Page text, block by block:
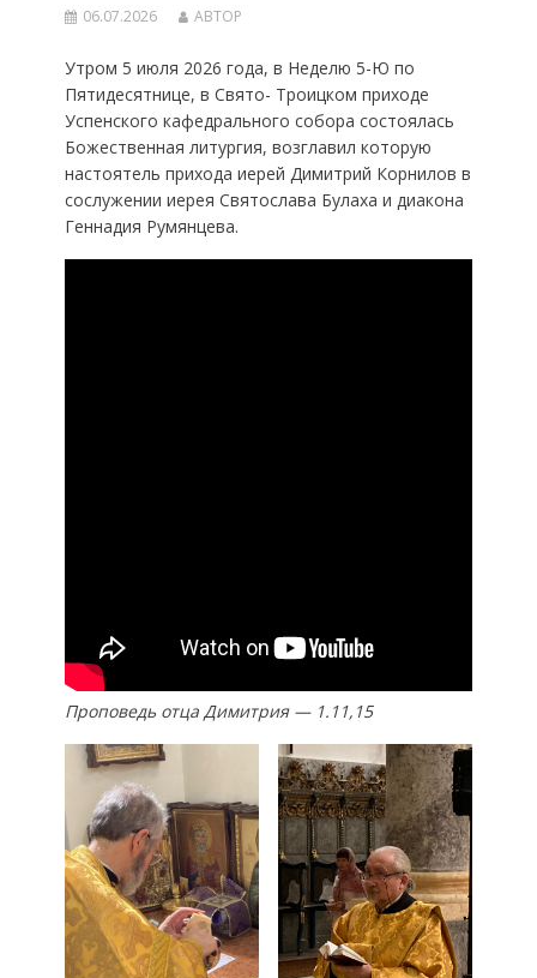
06.07.2026 АВТОР
Утром 5 июля 2026 года, в Неделю 5-Ю по
Пятидесятнице, в Свято- Троицком приходе
Успенского кафедрального собора состоялась
Божественная литургия, возглавил которую
настоятель прихода иерей Димитрий Корнилов в
сослужении иерея Святослава Булаха и диакона
Геннадия Румянцева.
Проповедь отца Димитрия — 1.11,15